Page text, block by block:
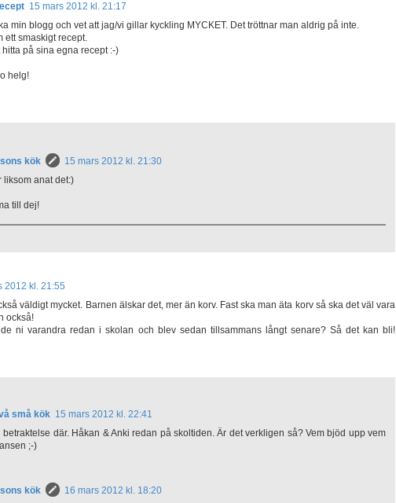
15 mars 2012 kl. 21:17
min blogg och vet att jag/vi gillar kyckling MYCKET. Det tröttnar man aldrig på inte.
ett smaskigt recept.
på sina egna recept :-)
helg!
kök
15 mars 2012 kl. 21:30
liksom anat det:)
till dej!
2012 kl. 21:55
väldigt mycket. Barnen älskar det, mer än korv. Fast ska man äta korv så ska det väl vara
också!
ni varandra redan i skolan och blev sedan tillsammans långt senare? Så det kan bli!
små kök 15 mars 2012 kl. 22:41
betraktelse där. Håkan & Anki redan på skoltiden. Är det verkligen så? Vem bjöd upp vem
;-)
kök
16 mars 2012 kl. 18:20